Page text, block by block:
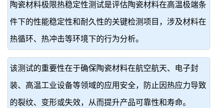
陶瓷材料极限热稳定性测试是评估陶瓷材料在高温极端条
件下的性能稳定性和耐久性的关键检测项目，涉及材料在
热循环、热冲击等环境下的行为分析。
该测试的重要性在于确保陶瓷材料在航空航天、电子封
装、高温工业设备等领域的应用安全，防止因热应力导致
的裂纹、变形或失效，从而提升产品可靠性和寿命。
价
真
伪
询